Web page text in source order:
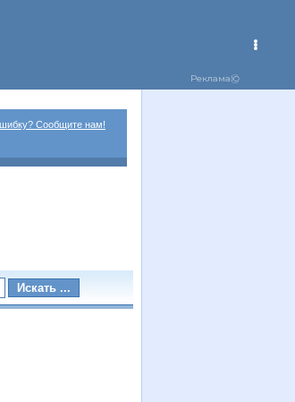
Сообщите нам!